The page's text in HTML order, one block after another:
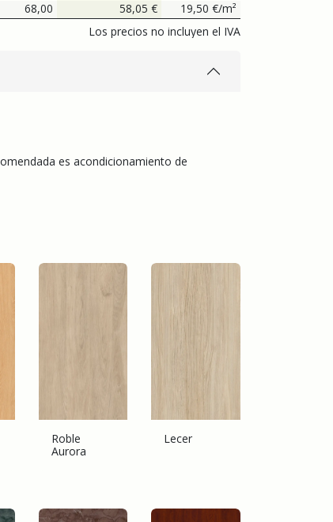
68,00 58,05 € 19,50 €/m²
Los precios no incluyen el IVA
es acondicionamiento de
Roble
Aurora
Lecer